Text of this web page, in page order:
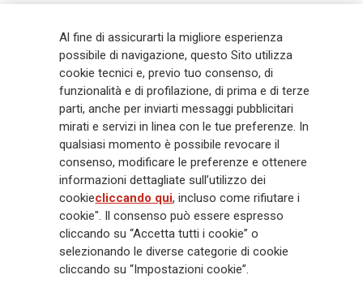
management a livello globale, con premi complessivi pari a € 98,1
miliardi e € 900 miliardi di AUM nel 2025. Fondato nel 1831, con oltre 88
mila dipendenti e 163 mila agenti che servono 75 milioni di clienti, il
Gruppo ha una posizione di leadership in Europa e una presenza
crescente in Asia e America. Al centro della strategia di Generali c'è il suo
impegno Lifetime Partner verso i clienti, realizzato attraverso soluzioni
innovative e personalizzate, un'esperienza cliente di prima classe e le sue
capacità di distribuzione globale digitalizzata. Il Gruppo ha
completamente integrato la sostenibilità in tutte le scelte strategiche, con
l'obiettivo di creare valore per tutti gli stakeholder mentre costruisce una
società più equa e resiliente.
Legal Info Cookie Policy Privacy & GDPR
Al fine di assicurarti la migliore esperienza
possibile di navigazione, questo Sito utilizza
cookie tecnici e, previo tuo consenso, di
funzionalità e di profilazione, di prima e di terze
parti, anche per inviarti messaggi pubblicitari
mirati e servizi in linea con le tue preferenze. In
qualsiasi momento è possibile revocare il
consenso, modificare le preferenze e ottenere
informazioni dettagliate sull’utilizzo dei
cookiecliccando qui, incluso come rifiutare i
cookie". Il consenso può essere espresso
cliccando su “Accetta tutti i cookie” o
selezionando le diverse categorie di cookie
cliccando su “Impostazioni cookie”.